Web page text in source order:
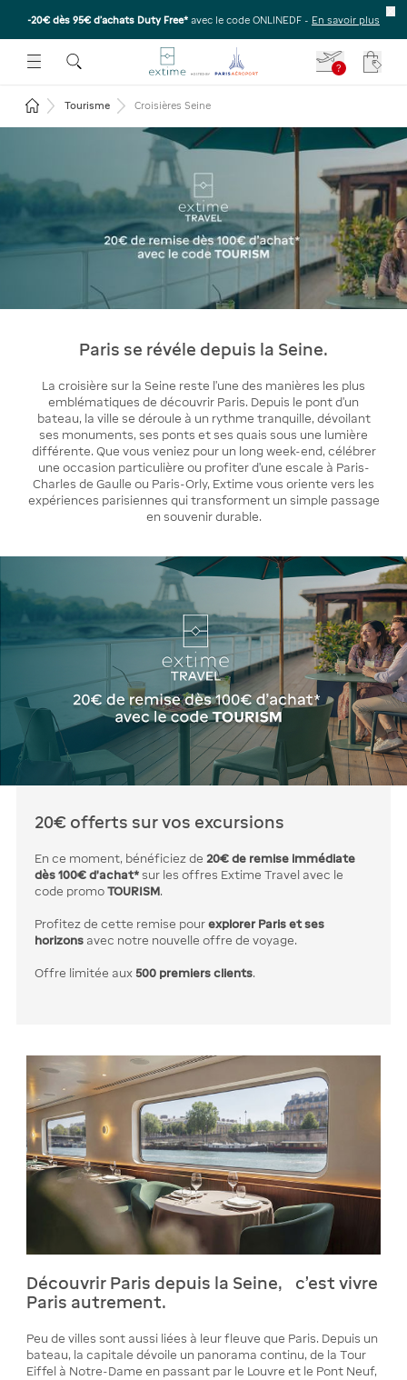
-20€ dès 95€ d’achats Duty Free* avec le code ONLINEDF - En savoir plus
MENU
OUVRIR LE SOUS-MENU
POUR OUVRIR LE SOUS-MENU
?
Revenir à la page d'accueil
Tourisme Croisières Seine
Croisière sur la Seine à
Paris : naviguez au cœur des
monuments
Paris se révéle depuis la Seine.
La croisière sur la Seine reste l'une des manières les plus
emblématiques de découvrir Paris. Depuis le pont d'un
bateau, la ville se déroule à un rythme tranquille, dévoilant
ses monuments, ses ponts et ses quais sous une lumière
différente. Que vous veniez pour un long week-end, célébrer
une occasion particulière ou profiter d'une escale à Paris-
Charles de Gaulle ou Paris-Orly, Extime vous oriente vers les
expériences parisiennes qui transforment un simple passage
en souvenir durable.
20€ offerts sur vos excursions
En ce moment, bénéficiez de 20€ de remise immédiate
dès 100€ d’achat* sur les offres Extime Travel avec le
code promo TOURISM.
Profitez de cette remise pour explorer Paris et ses
horizons avec notre nouvelle offre de voyage.
Offre limitée aux 500 premiers clients.
Découvrir Paris depuis la Seine, c'est vivre
Paris autrement.
Peu de villes sont aussi liées à leur fleuve que Paris. Depuis un
bateau, la capitale dévoile un panorama continu, de la Tour
Eiffel à Notre-Dame en passant par le Louvre et le Pont Neuf,